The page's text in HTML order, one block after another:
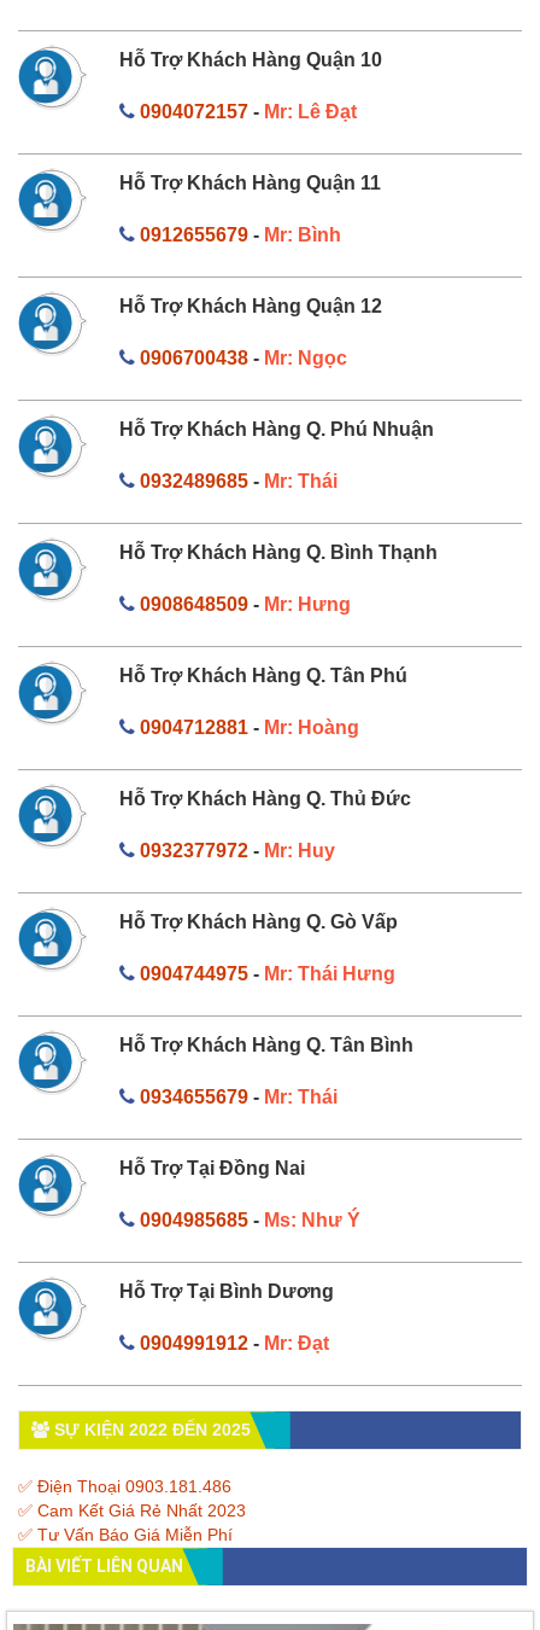
Hỗ Trợ Khách Hàng Quận 10
0904072157- Mr: Lê Đạt
Hỗ Trợ Khách Hàng Quận 11
0912655679- Mr: Bình
Hỗ Trợ Khách Hàng Quận 12
0906700438- Mr: Ngọc
Hỗ Trợ Khách Hàng Q. Phú Nhuận
0932489685- Mr: Thái
Hỗ Trợ Khách Hàng Q. Bình Thạnh
0908648509- Mr: Hưng
Hỗ Trợ Khách Hàng Q. Tân Phú
0904712881- Mr: Hoàng
Hỗ Trợ Khách Hàng Q. Thủ Đức
0932377972- Mr: Huy
Hỗ Trợ Khách Hàng Q. Gò Vấp
0904744975- Mr: Thái Hưng
Hỗ Trợ Khách Hàng Q. Tân Bình
0934655679- Mr: Thái
Hỗ Trợ Tại Đồng Nai
0904985685- Ms: Như Ý
Hỗ Trợ Tại Bình Dương
0904991912- Mr: Đạt
SỰ KIỆN 2022 ĐẾN 2025
✅ Điện Thoại 0903.181.486
✅ Cam Kết Giá Rẻ Nhất 2023
✅ Tư Vấn Báo Giá Miễn Phí
BÀI VIẾT LIÊN QUAN